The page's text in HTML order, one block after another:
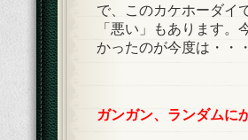
で、このカケホーダイ
「悪い」もあります
かったのが今度は・・・
ガンガン、ランダムに